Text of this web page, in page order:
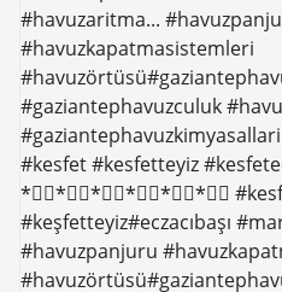
#havuzaritma...
#havuzkapatmasistemleri
#gaziantephavuzculuk
#kesfet #kesfetteyiz
*⃣⃣*⃣⃣*⃣⃣*⃣⃣*⃣⃣*⃣⃣
#keşfetteyiz#eczacıbaşı
#havuzpanjuru